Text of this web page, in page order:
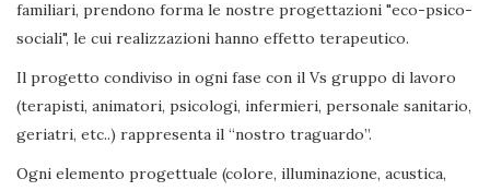
familiari, prendono forma le nostre progettazioni "eco-psico-
sociali", le cui realizzazioni hanno effetto terapeutico.
Il progetto condiviso in ogni fase con il Vs gruppo di lavoro
(terapisti, animatori, psicologi, infermieri, personale sanitario,
geriatri, etc..) rappresenta il “nostro traguardo”.
Ogni elemento progettuale (colore, illuminazione, acustica,